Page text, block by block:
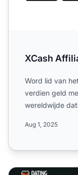
XCash
Word lid van
verdien geld
wereldwijde
Aug 1, 2025
Dating Affiliation